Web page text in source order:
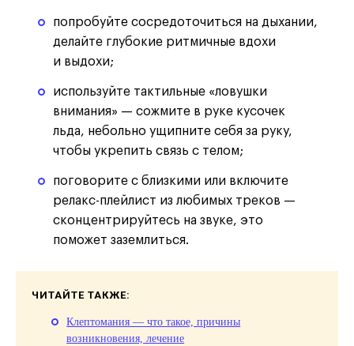
попробуйте сосредоточиться на дыхании,
делайте глубокие ритмичные вдохи
и выдохи;
используйте тактильные «ловушки
внимания» — сожмите в руке кусочек
льда, небольно ущипните себя за руку,
чтобы укрепить связь с телом;
поговорите с близкими или включите
релакс-плейлист из любимых треков —
сконцентрируйтесь на звуке, это
поможет заземлиться.
ЧИТАЙТЕ ТАКЖЕ:
Клептомания — что такое, причины
возникновения, лечение